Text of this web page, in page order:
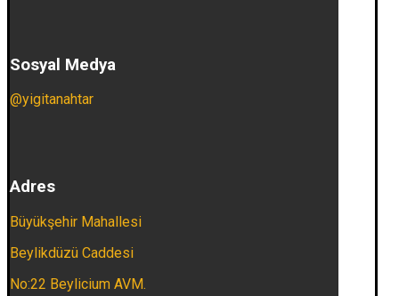
Sosyal Medya
@yigitanahtar
Adres
Büyükşehir Mahallesi
Beylikdüzü Caddesi
No:22 Beylicium AVM.